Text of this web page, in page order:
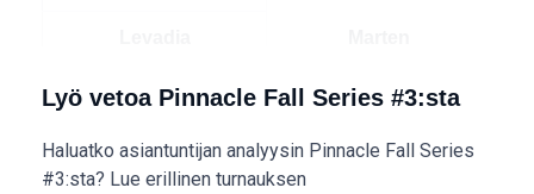
forZe Mouz NXT
Pudotuspelivaiheen
kutsujoukkue #1
Pudotuspelivaiheen
kutsujoukkue #2
Lyö vetoa Pinnacle Fall Series #3:sta
Haluatko asiantuntijan analyysin Pinnacle Fall Series
#3:sta? Lue erillinen turnauksen